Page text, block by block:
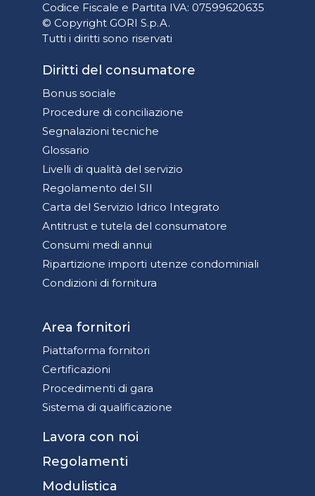
Codice Fiscale e Partita IVA: 07599620635
© Copyright GORI S.p.A.
Tutti i diritti sono riservati
Diritti del consumatore
Bonus sociale
Procedure di conciliazione
Segnalazioni tecniche
Glossario
Livelli di qualità del servizio
Regolamento del SII
Carta del Servizio Idrico Integrato
Antitrust e tutela del consumatore
Consumi medi annui
Ripartizione importi utenze condominiali
Condizioni di fornitura
Area fornitori
Piattaforma fornitori
Certificazioni
Procedimenti di gara
Sistema di qualificazione
Lavora con noi
Regolamenti
Modulistica